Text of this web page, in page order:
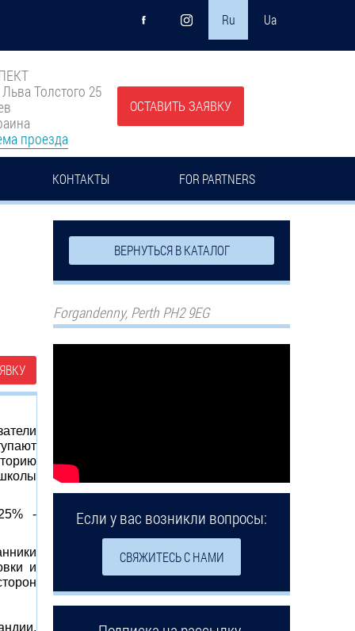
Ru Ua
Толстого 25
проезда
ОСТАВИТЬ ЗАЯВКУ
КОНТАКТЫ FOR PARTNERS
-
и
ВЕРНУТЬСЯ В КАТАЛОГ
Forgandenny, Perth PH2 9EG
Если у вас возникли вопросы:
СВЯЖИТЕСЬ С НАМИ